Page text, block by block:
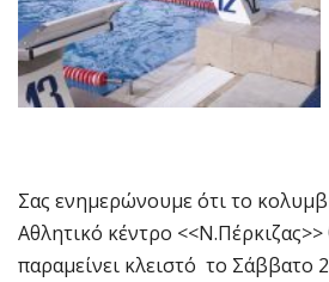
Σας ενημερώνουμε ότι το
Αθλητικό κέντρο <<Ν.Πέρκιζας>>
παραμείνει κλειστό το Σάββατο